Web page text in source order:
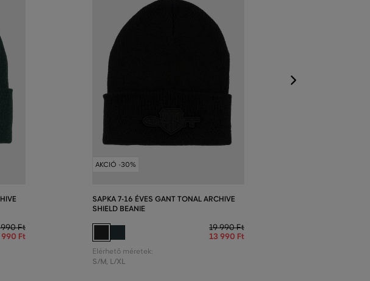
990 Ft
990 Ft
AKCIÓ -30%
SAPKA 7-16 ÉVES GANT TONAL ARCHIVE
SHIELD BEANIE
19 990 Ft
13 990 Ft
Elérhető méretek:
S/M, L/XL